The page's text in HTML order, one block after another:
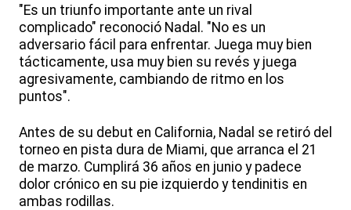
"Es un triunfo importante ante un rival
complicado" reconoció Nadal. "No es un
adversario fácil para enfrentar. Juega muy bien
tácticamente, usa muy bien su revés y juega
agresivamente, cambiando de ritmo en los
puntos".
Antes de su debut en California, Nadal se retiró del
torneo en pista dura de Miami, que arranca el 21
de marzo. Cumplirá 36 años en junio y padece
dolor crónico en su pie izquierdo y tendinitis en
ambas rodillas.